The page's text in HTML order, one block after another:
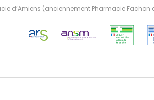
d’Amiens (anciennement Pharmacie Fachon